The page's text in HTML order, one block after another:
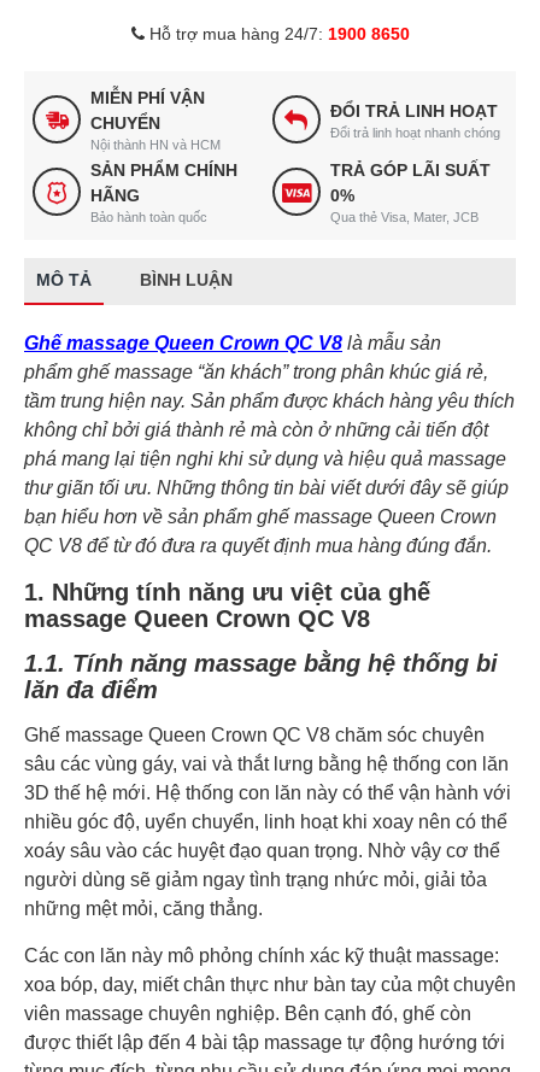
Hỗ trợ mua hàng 24/7: 1900 8650
MIỄN PHÍ VẬN
CHUYỂN
Nội thành HN và HCM
ĐỔI TRẢ LINH HOẠT
Đổi trả linh hoạt nhanh chóng
SẢN PHẨM CHÍNH
HÃNG
Bảo hành toàn quốc
TRẢ GÓP LÃI SUẤT
0%
Qua thẻ Visa, Mater, JCB
MÔ TẢ BÌNH LUẬN
Ghế massage Queen Crown QC V8 là mẫu sản
phẩm ghế massage “ăn khách” trong phân khúc giá rẻ,
tầm trung hiện nay. Sản phẩm được khách hàng yêu thích
không chỉ bởi giá thành rẻ mà còn ở những cải tiến đột
phá mang lại tiện nghi khi sử dụng và hiệu quả massage
thư giãn tối ưu. Những thông tin bài viết dưới đây sẽ giúp
bạn hiểu hơn về sản phẩm ghế massage Queen Crown
QC V8 để từ đó đưa ra quyết định mua hàng đúng đắn.
1. Những tính năng ưu việt của ghế
massage Queen Crown QC V8
1.1. Tính năng massage bằng hệ thống bi
lăn đa điểm
Ghế massage Queen Crown QC V8 chăm sóc chuyên
sâu các vùng gáy, vai và thắt lưng bằng hệ thống con lăn
3D thế hệ mới. Hệ thống con lăn này có thể vận hành với
nhiều góc độ, uyển chuyển, linh hoạt khi xoay nên có thể
xoáy sâu vào các huyệt đạo quan trọng. Nhờ vậy cơ thể
người dùng sẽ giảm ngay tình trạng nhức mỏi, giải tỏa
những mệt mỏi, căng thẳng.
Các con lăn này mô phỏng chính xác kỹ thuật massage:
xoa bóp, day, miết chân thực như bàn tay của một chuyên
viên massage chuyên nghiệp. Bên cạnh đó, ghế còn
được thiết lập đến 4 bài tập massage tự động hướng tới